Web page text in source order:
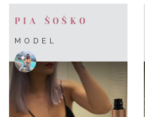
PIA ŠOŠKO
MODEL